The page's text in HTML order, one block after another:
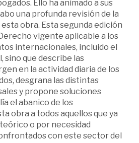
Ello ha animado a sus
una profunda revisión de la
obra. Esta segunda edición
vigente aplicable a los
internacionales, incluido el
sino que describe las
en la actividad diaria de los
desgrana las distintas
y propone soluciones
el abanico de los
obra a todos aquellos que ya
o por necesidad
con este sector del